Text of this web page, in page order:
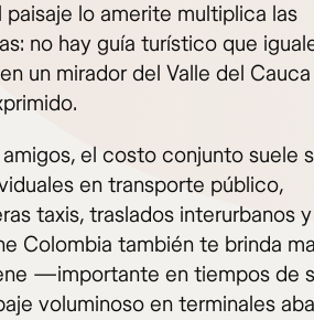
lo amerite multiplica las
no hay guía turístico que
un mirador del Valle del
el costo conjunto suele
en transporte público,
taxis, traslados interurbanos y
Colombia también te brinda
—importante en tiempos de
voluminoso en terminales